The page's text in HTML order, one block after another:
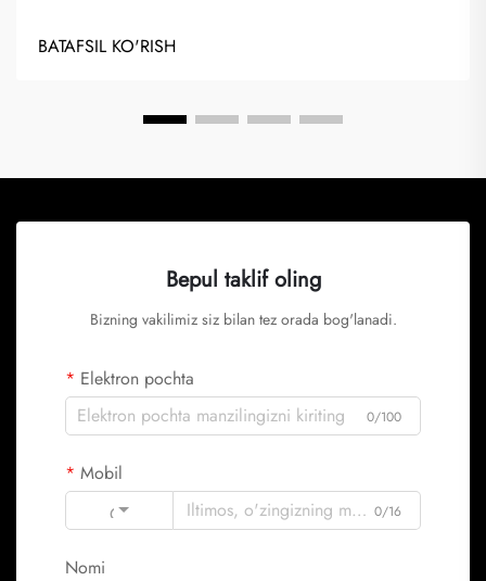
me'yorida ta'sir qiladi, brendni ajratib ko'rsatadi va
BATAFSIL KO'RISH
Bepul taklif oling
Bizning vakilimiz siz bilan tez orada bog'lanadi.
Elektron pochta
0/100
Mobil
Code
0/16
Nomi